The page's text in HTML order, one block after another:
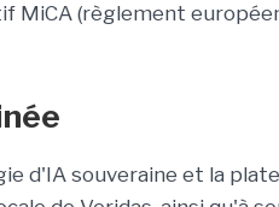
MiCA (règlement
d'IA souveraine et la